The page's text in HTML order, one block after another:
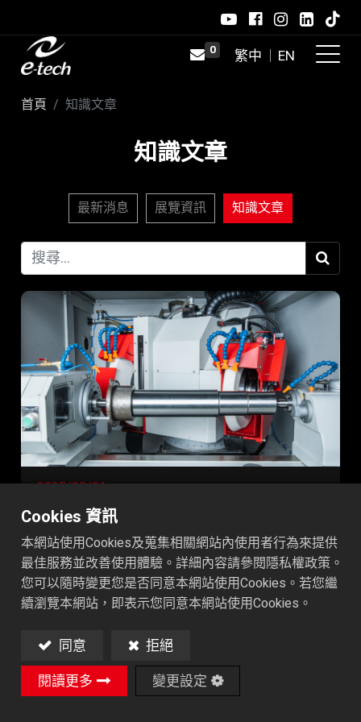
0
知識文章
最新消息 展覽資訊 知識文章
首頁 知識文章
了解研磨中的 B 軸：功能與應用價值
B軸 在 CNC 研磨的領域中，X、Z、Y 軸這些基本
的直線移動軸大家都不陌生，它們分別對應左右、
前後與上下方向。然而，一旦提到 B 軸，整體加工
彈性就會出現顯著差異。 如果您正在評估是否導入
理解 B 軸在研磨機中的角色與優勢，將對您的決策
大有幫助。 什麼是研磨機中的 B 軸？ 在 CNC 加工
中，B 軸 是指圍繞 Y 軸的 旋轉運動軸。對研磨機
2025/08/01
Cookies 資訊
本網站使用Cookies及蒐集相關網站內使用者行為來提供
最佳服務並改善使用體驗。詳細內容請參閱隱私權政策。
您可以隨時變更您是否同意本網站使用Cookies。若您繼
續瀏覽本網站，即表示您同意本網站使用Cookies。
同意
拒絕
閱讀更多
變更設定